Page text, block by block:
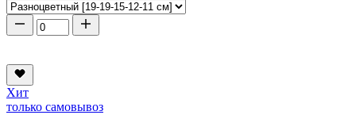
Хит
только самовывоз